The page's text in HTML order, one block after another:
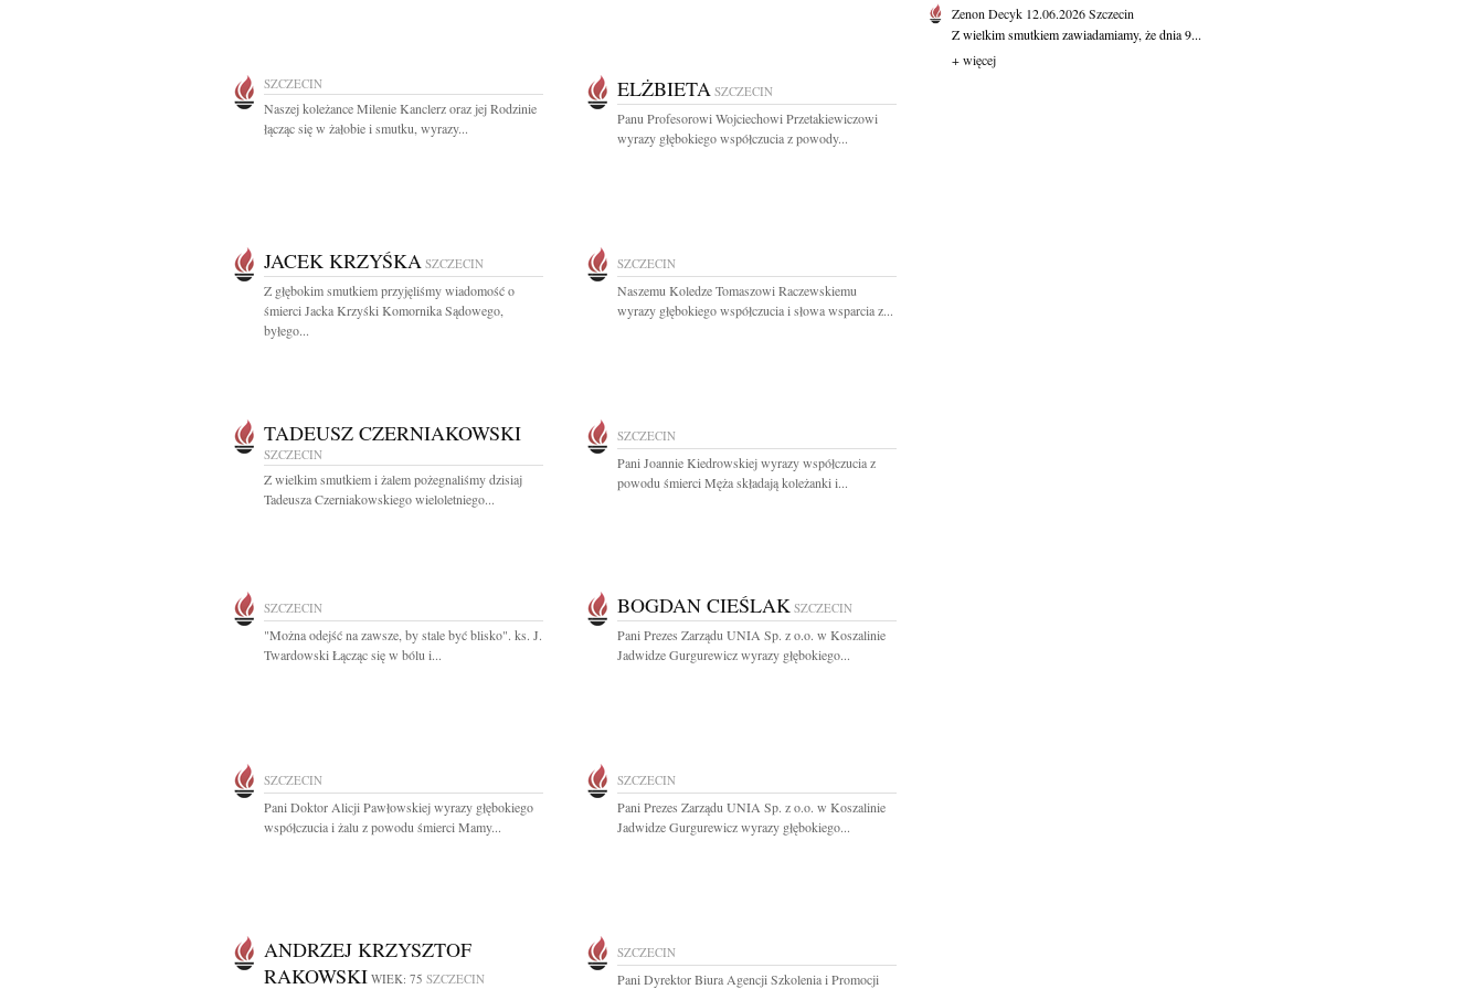
SZCZECIN
Naszej koleżance Milenie Kanclerz oraz jej Rodzinie
łącząc się w żałobie i smutku, wyrazy...
ELŻBIETA SZCZECIN
Panu Profesorowi Wojciechowi Przetakiewiczowi
wyrazy głębokiego współczucia z powody...
JACEK KRZYŚKA SZCZECIN
Z głębokim smutkiem przyjęliśmy wiadomość o
śmierci Jacka Krzyśki Komornika Sądowego,
byłego...
SZCZECIN
Naszemu Koledze Tomaszowi Raczewskiemu
wyrazy głębokiego współczucia i słowa wsparcia z...
TADEUSZ CZERNIAKOWSKI
SZCZECIN
Z wielkim smutkiem i żalem pożegnaliśmy dzisiaj
Tadeusza Czerniakowskiego wieloletniego...
SZCZECIN
Pani Joannie Kiedrowskiej wyrazy współczucia z
powodu śmierci Męża składają koleżanki i...
SZCZECIN
"Można odejść na zawsze, by stale być blisko". ks. J.
Twardowski Łącząc się w bólu i...
BOGDAN CIEŚLAK SZCZECIN
Pani Prezes Zarządu UNIA Sp. z o.o. w Koszalinie
Jadwidze Gurgurewicz wyrazy głębokiego...
SZCZECIN
Pani Doktor Alicji Pawłowskiej wyrazy głębokiego
współczucia i żalu z powodu śmierci Mamy...
SZCZECIN
Pani Prezes Zarządu UNIA Sp. z o.o. w Koszalinie
Jadwidze Gurgurewicz wyrazy głębokiego...
ANDRZEJ KRZYSZTOF
RAKOWSKI WIEK: 75 SZCZECIN
SZCZECIN
Pani Dyrektor Biura Agencji Szkolenia i Promocji
Zenon Decyk 12.06.2026Szczecin
Z wielkim smutkiem zawiadamiamy, że dnia 9...
+ więcej